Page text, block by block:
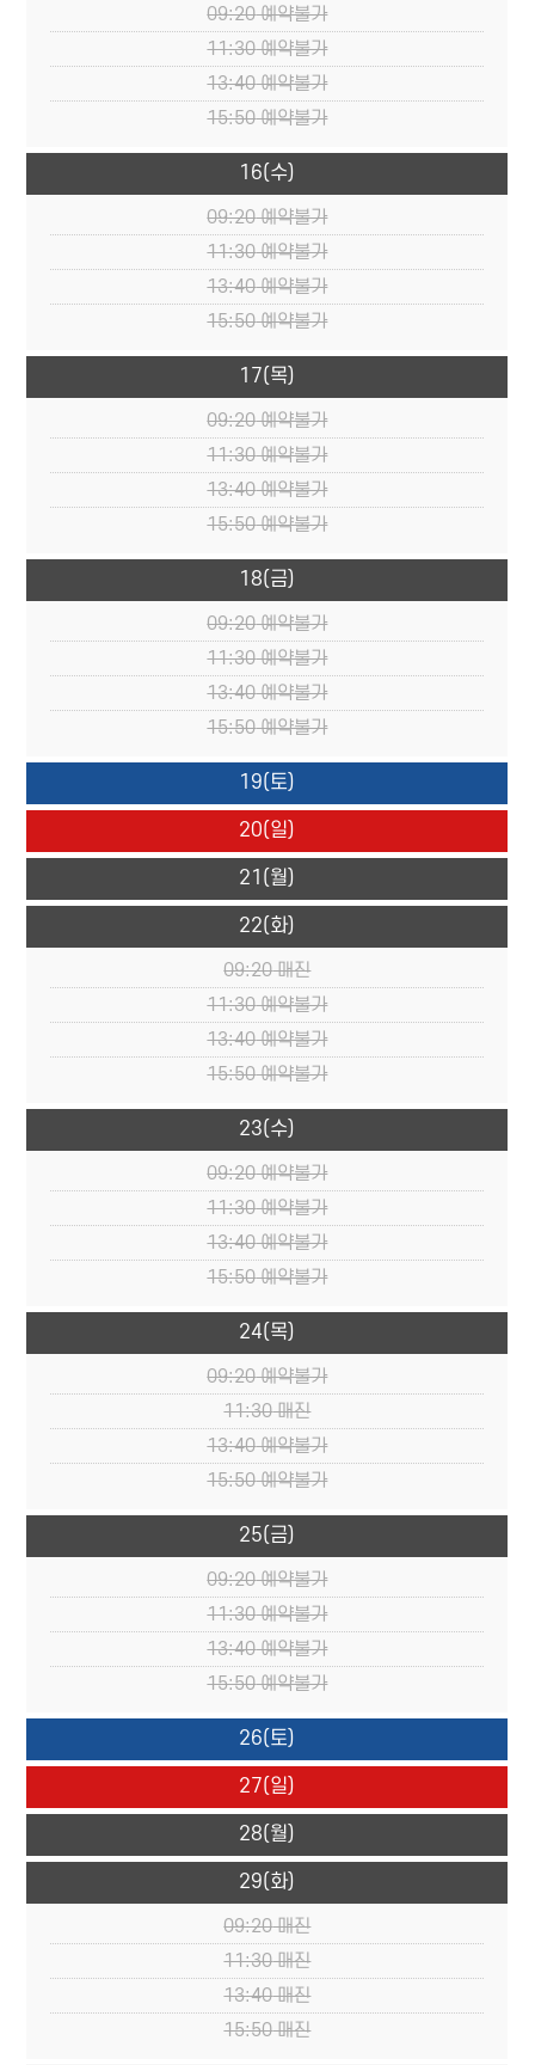
09:20예약불가
11:30예약불가
13:40예약불가
15:50예약불가
16(수)
09:20예약불가
11:30예약불가
13:40예약불가
15:50예약불가
17(목)
09:20예약불가
11:30예약불가
13:40예약불가
15:50예약불가
18(금)
09:20예약불가
11:30예약불가
13:40예약불가
15:50예약불가
19(토)
20(일)
21 (월)
22(화)
09:20매진
11:30예약불가
13:40예약불가
15:50예약불가
23(수)
09:20예약불가
11:30예약불가
13:40예약불가
15:50예약불가
24(목)
09:20예약불가
11:30매진
13:40예약불가
15:50예약불가
25(금)
09:20예약불가
11:30예약불가
13:40예약불가
15:50예약불가
26(토)
27(일)
28(월)
29(화)
09:20매진
11:30매진
13:40매진
15:50매진